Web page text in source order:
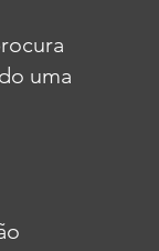
uma